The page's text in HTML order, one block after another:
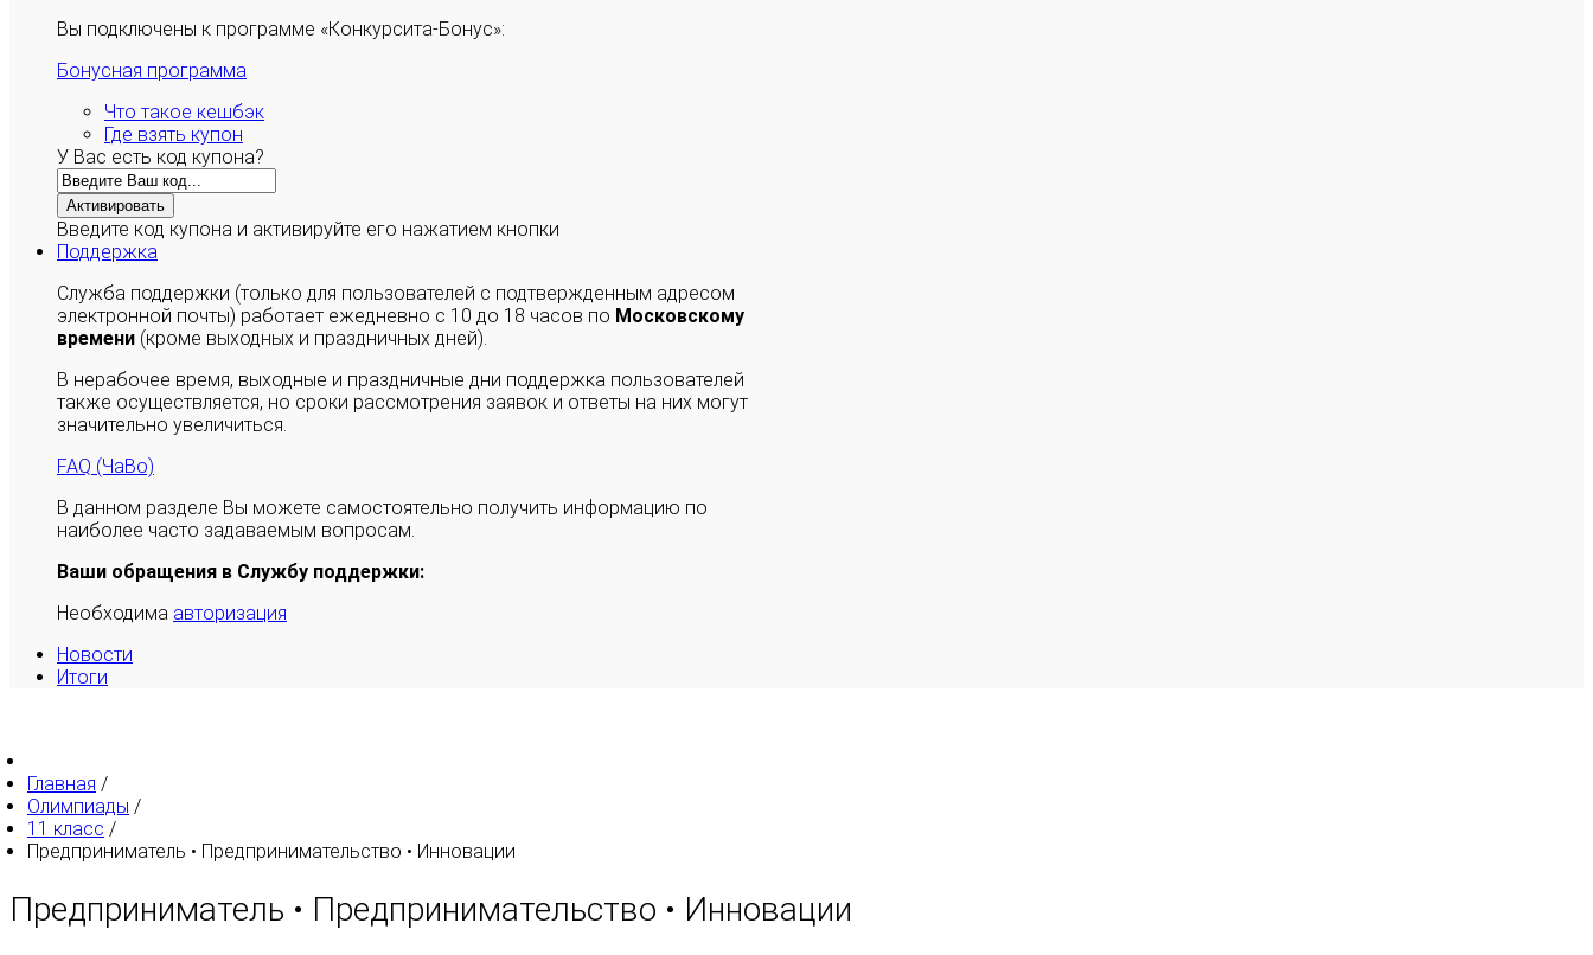
Вы подключены к программе «Конкурсита-Бонус»:
Бонусная программа
Что такое кешбэк
Где взять купон
У Вас есть код купона?
Активировать
Введите код купона и активируйте его нажатием кнопки
Поддержка
Служба поддержки (только для пользователей с подтвержденным адресом
электронной почты) работает ежедневно с 10 до 18 часов по Московскому
времени (кроме выходных и праздничных дней).
В нерабочее время, выходные и праздничные дни поддержка пользователей
также осуществляется, но сроки рассмотрения заявок и ответы на них могут
значительно увеличиться.
FAQ (ЧаВо)
В данном разделе Вы можете самостоятельно получить информацию по
наиболее часто задаваемым вопросам.
Ваши обращения в Службу поддержки:
Необходима авторизация
Новости
Итоги
Главная /
Олимпиады /
11 класс /
Предприниматель • Предпринимательство • Инновации
Предприниматель • Предпринимательство • Инновации